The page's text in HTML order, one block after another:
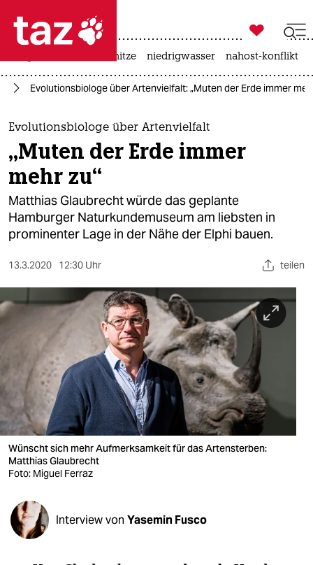
 taz zahl ich
taz zahl ich
themen
politik
öko
gesellschaft
sport
berlin
wahrheit
verlag
verlag
veranstaltungen
fragen & hilfe

taz zahl ich
hitze niedrigwasser nahost-konflikt
Evolutionsbiologe über Artenvielfalt: „Muten der Erde immer
Evolutionsbiologe über Artenvielfalt
„Muten der Erde immer
mehr zu“
Matthias Glaubrecht würde das geplante
Hamburger Naturkundemuseum am liebsten in
prominenter Lage in der Nähe der Elphi bauen.
13.3.2020 12:30 Uhr teilen
Wünscht sich mehr Aufmerksamkeit für das Artensterben:
Matthias Glaubrecht
Foto: Miguel Ferraz
Interview von Yasemin Fusco